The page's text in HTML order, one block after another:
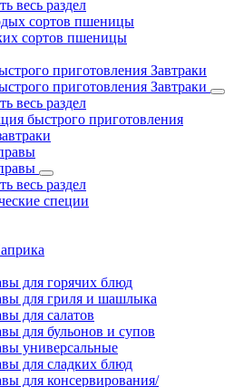
весь раздел
сортов пшеницы
сортов пшеницы
приготовления Завтраки
приготовления Завтраки
весь раздел
быстрого приготовления
весь раздел
специи
для горячих блюд
для гриля и шашлыка
для салатов
для бульонов и супов
универсальные
для сладких блюд
для консервирования/